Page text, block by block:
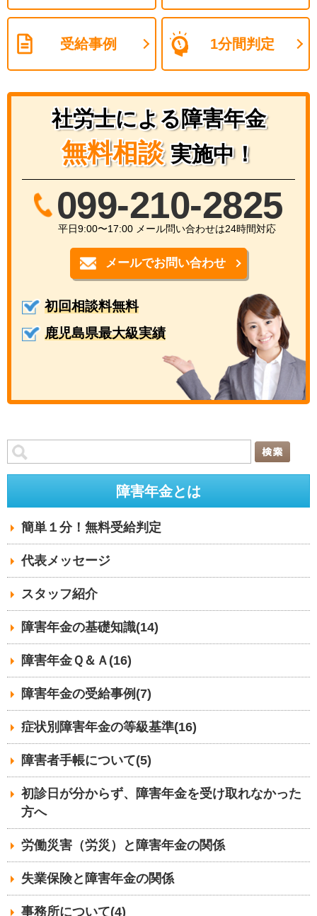
受給事例 1分間判定
社労士による障害年金
無料相談 実施中！
099-210-2825
平日9:00〜17:00 メール問い合わせは24時間対応
メールでお問い合わせ
初回相談料無料
鹿児島県最大級実績
障害年金とは
簡単１分！無料受給判定
代表メッセージ
スタッフ紹介
障害年金の基礎知識(14)
障害年金Ｑ＆Ａ(16)
障害年金の受給事例(7)
症状別障害年金の等級基準(16)
障害者手帳について(5)
初診日が分からず、障害年金を受け取れなかった
方へ
労働災害（労災）と障害年金の関係
失業保険と障害年金の関係
事務所について(4)